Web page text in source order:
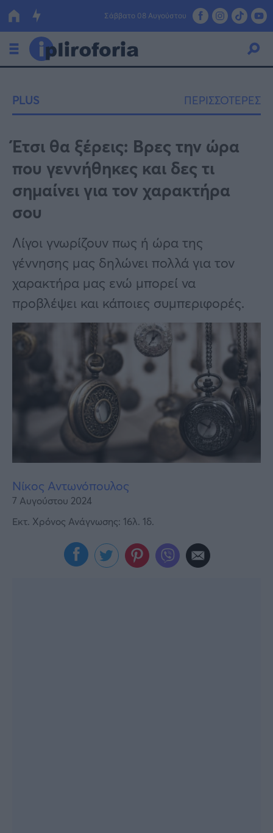
Σάββατο 08 Αυγούστου
Οικονομία
Πολιτική
Τράπεζες
Επιδοτήσεις
Κόσμος
Lifestyle
Αθλητικά
Υγεία
Γυναίκα
Καιρός
PLUS ΠΕΡΙΣΣΟΤΕΡΕΣ
Έτσι θα ξέρεις: Βρες την ώρα
που γεννήθηκες και δες τι
σημαίνει για τον χαρακτήρα
σου
Λίγοι γνωρίζουν πως ή ώρα της
γέννησης μας δηλώνει πολλά για τον
χαρακτήρα μας ενώ μπορεί να
προβλέψει και κάποιες συμπεριφορές.
Νίκος Αντωνόπουλος
7 Αυγούστου 2024
Εκτ. Χρόνος Ανάγνωσης: 16λ. 1δ.